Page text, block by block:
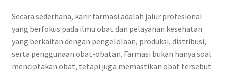
Secara sederhana, karir farmasi adalah jalur profesional
yang berfokus pada ilmu obat dan pelayanan kesehatan
yang berkaitan dengan pengelolaan, produksi, distribusi,
serta penggunaan obat-obatan. Farmasi bukan hanya soal
menciptakan obat, tetapi juga memastikan obat tersebut